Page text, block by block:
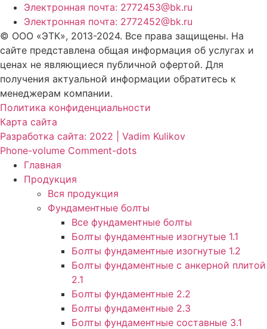
Электронная почта: 2772453@bk.ru
Электронная почта: 2772452@bk.ru
© ООО «ЭТК», 2013-2024. Все права защищены. На
сайте представлена общая информация об услугах и
ценах не являющиеся публичной офертой. Для
получения актуальной информации обратитесь к
менеджерам компании.
Политика конфиденциальности
Карта сайта
Разработка сайта: 2022 | Vadim Kulikov
Phone-volume Comment-dots
Главная
Продукция
Вся продукция
Фундаментные болты
Все фундаментные болты
Болты фундаментные изогнутые 1.1
Болты фундаментные изогнутые 1.2
Болты фундаментные с анкерной плитой
2.1
Болты фундаментные 2.2
Болты фундаментные 2.3
Болты фундаментные составные 3.1